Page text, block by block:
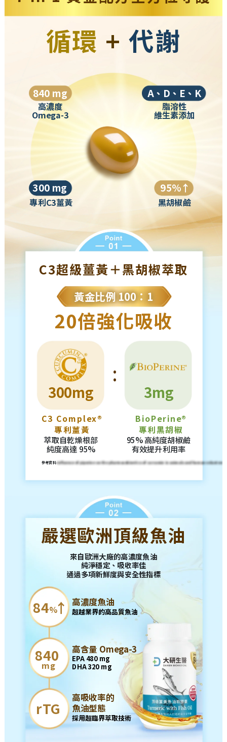
循環 + 代謝
840 mg
高濃度
Omega-3
A、D、E、K
脂溶性
維生素添加
300 mg
專利C3薑黃
95%↑
黑胡椒鹼
C3超級薑黃＋黑胡椒萃取
黃金比例 100：1
20倍強化吸收
300mg
C3 Complex®
專利薑黃
萃取自乾燥根部
純度高達 95%
3mg
BioPerine®
專利黑胡椒
95% 高純度胡椒鹼
有效提升利用率
參考資料:Influence of piperine on the pharmacokinetics of curcumin in animals and human volunteers.
:
嚴選歐洲頂級魚油
來自歐洲大廠的高濃度魚油
純淨穩定、吸收率佳
通過多項新鮮度與安全性指標
84%↑ 高濃度魚油
超越業界的高品質魚油
840
mg
高含量 Omega-3
EPA 480 mg
DHA 320 mg
rTG
高吸收率的
魚油型態
採用超臨界萃取技術